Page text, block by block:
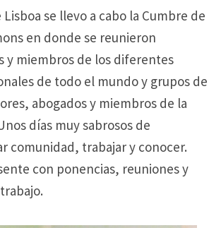
Lisboa se llevo a cabo la Cumbre de
en donde se reunieron
y miembros de los diferentes
de todo el mundo y grupos de
abogados y miembros de la
días muy sabrosos de
comunidad, trabajar y conocer.
con ponencias, reuniones y